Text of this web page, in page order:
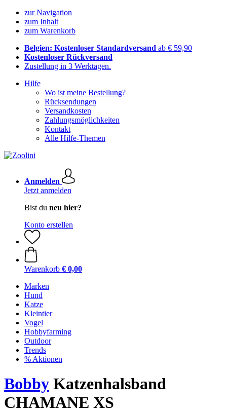
zur Navigation
zum Inhalt
zum Warenkorb
Belgien: Kostenloser Standardversand ab € 59,90
Kostenloser Rückversand
Zustellung in 3 Werktagen.
Hilfe
Wo ist meine Bestellung?
Rücksendungen
Versandkosten
Zahlungsmöglichkeiten
Kontakt
Alle Hilfe-Themen
Anmelden
Jetzt anmelden
Bist du neu hier?
Konto erstellen
Warenkorb € 0,00
Marken
Hund
Katze
Kleintier
Vogel
Hobbyfarming
Outdoor
Trends
% Aktionen
Bobby Katzenhalsband
CHAMANE XS